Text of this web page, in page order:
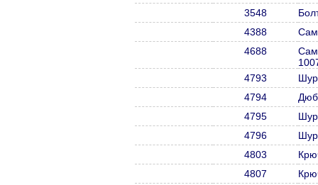
3548
4388
4688
4793
4794
4795
4796
4803
4807